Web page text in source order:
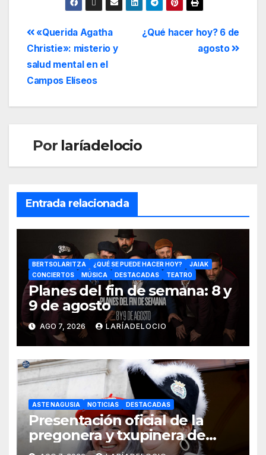
¿Qué hacer hoy? 6 de
agosto
«Querida Agatha
Christie»: misterio y
salud mental en el
Campos Elíseos
Por laríadelocio
Entrada relacionada
BERTSOLARITZA ¿QUÉ SE PUEDE HACER HOY?
JAIAK
CONCIERTOS
MÚSICA DESTACADAS TEATRO
Planes del fin de semana: 8 y
9 de agosto
AGO 7, 2026 LARÍADELOCIO
ASTE NAGUSIA NOTICIAS DESTACADAS
Presentación oficial de la
pregonera y txupinera de
Aste Nagusia 2026